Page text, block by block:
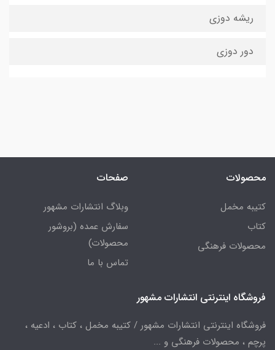
ریشه دوزی
دور دوزی
محصولات
کتیبه مخمل
کتاب
محصولات فرهنگی
صفحات
وبلاگ انتشارات مشهور
سفارش عمده (بروشور
محصولات)
تماس با ما
فروشگاه اینترنتی انتشارات مشهور
فروشگاه اینترنتی انتشارات مشهور / کتیبه مخمل ، کتاب ، ادعیه ،
پرچم ، محصولات فرهنگی و ...